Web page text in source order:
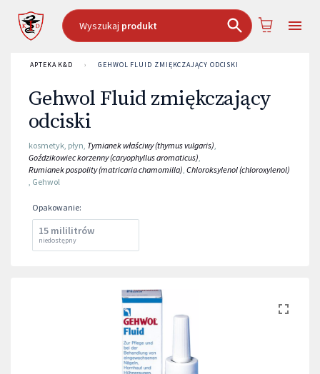
Wyszukaj produkt
APTEKA K&D › GEHWOL FLUID ZMIĘKCZAJĄCY ODCISKI
Gehwol Fluid zmiękczający
odciski
kosmetyk, płyn, Tymianek właściwy (thymus vulgaris),
Goździkowiec korzenny (caryophyllus aromaticus),
Rumianek pospolity (matricaria chamomilla), Chloroksylenol (chloroxylenol)
, Gehwol
Opakowanie:
15 mililitrów
niedostępny